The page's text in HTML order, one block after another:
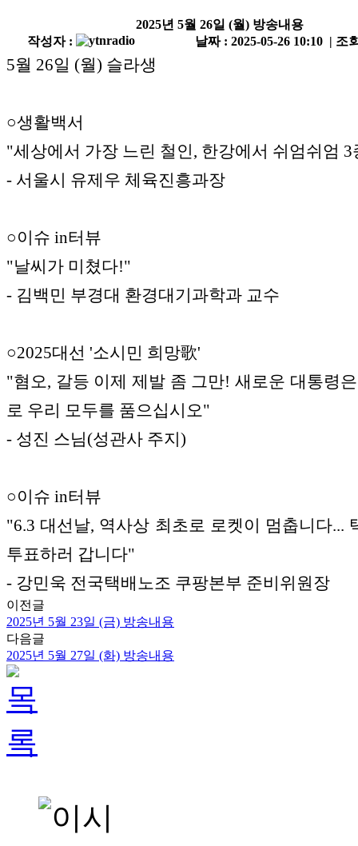
2025년 5월 26일 (월) 방송내용
작성자 :
날짜 : 2025-05-26 10:10 | 조
5월 26일 (월) 슬라생
○생활백서
"세상에서 가장 느린 철인, 한강에서 쉬엄쉬엄
- 서울시 유제우 체육진흥과장
○이슈 in터뷰
"날씨가 미쳤다!"
- 김백민 부경대 환경대기과학과 교수
○2025대선 '소시민 희망歌'
"혐오, 갈등 이제 제발 좀 그만! 새로운 대통령
로 우리 모두를 품으십시오"
- 성진 스님(성관사 주지)
○이슈 in터뷰
"6.3 대선날, 역사상 최초로 로켓이 멈춥니다...
투표하러 갑니다"
- 강민욱 전국택배노조 쿠팡본부 준비위원장
이전글
2025년 5월 23일 (금) 방송내용
다음글
2025년 5월 27일 (화) 방송내용